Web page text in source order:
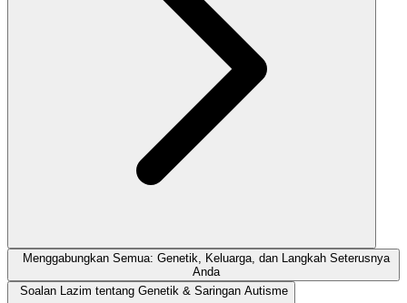
Menggabungkan Semua: Genetik, Keluarga, dan Langkah Seterusnya
Anda
Soalan Lazim tentang Genetik & Saringan Autisme